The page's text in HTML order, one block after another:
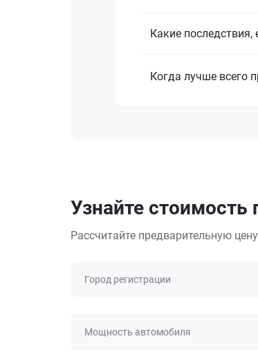
Какие последствия,
Когда лучше всего
Узнайте
Рассчитайте предварительную
Город регистрации
Мощность автомобиля